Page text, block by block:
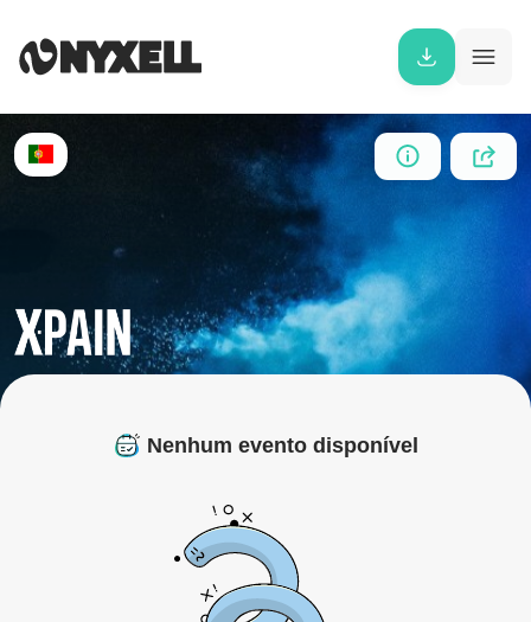
Nenhum evento disponível